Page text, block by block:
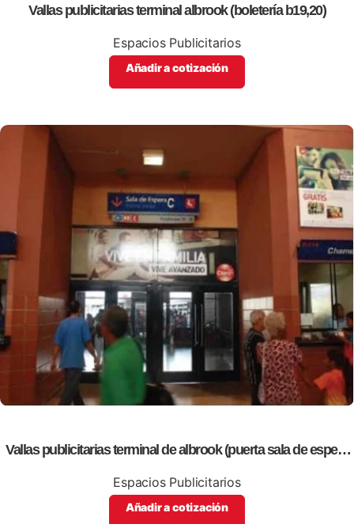
Vallas publicitarias terminal albrook (boletería b19,20)
Espacios Publicitarios
Añadir a cotización
Vallas publicitarias terminal de albrook (puerta sala de espera
Espacios Publicitarios
Añadir a cotización